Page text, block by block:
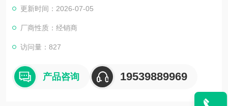
更新时间：2026-07-05
厂商性质：经销商
访问量：827
产品咨询 19539889969